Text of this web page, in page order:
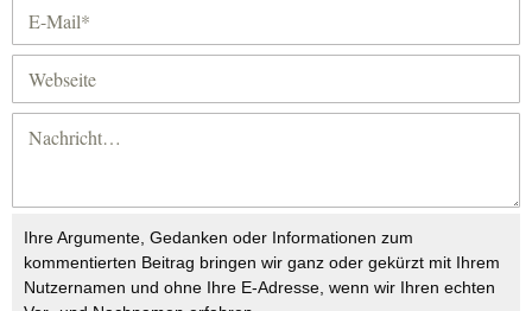
Ihre Argumente, Gedanken oder Informationen zum
kommentierten Beitrag bringen wir ganz oder gekürzt mit Ihrem
Nutzernamen und ohne Ihre E-Adresse, wenn wir Ihren echten